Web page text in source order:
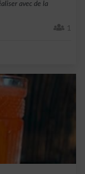
avec de la
1